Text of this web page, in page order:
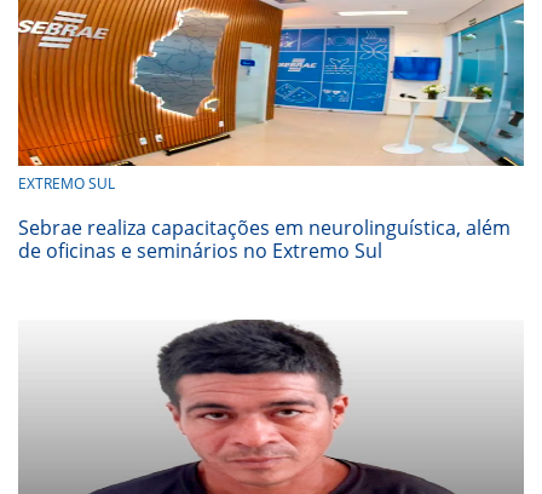
EXTREMO SUL
Sebrae realiza capacitações em neurolinguística, além
de oficinas e seminários no Extremo Sul